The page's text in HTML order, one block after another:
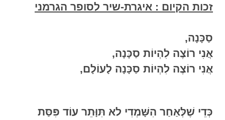
זכות הקיום : איגרת-שיר לסופר הגרמני
סַכָּנָה,
אֲנִי רוֹצֶה לִהְיוֹת סַכָּנָה,
אֲנִי רוֹצֶה לִהְיוֹת סַכָּנָה לָעוֹלָם,
כְּדֵי שֶׁלְּאַחַר הִשָּׁמְדִי לא תִּוָּתֵר עוֹד פִּסַּת